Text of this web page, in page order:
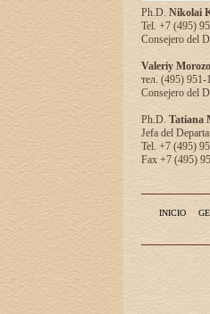
Ph.D. Nikolai
Tel. +7 (495)
Consejero del
Valeriy
тел. (495) 951-
Consejero del
Ph.D. Tatiana
Jefa del
Tel. +7 (495)
Fax +7 (495)
INICIO